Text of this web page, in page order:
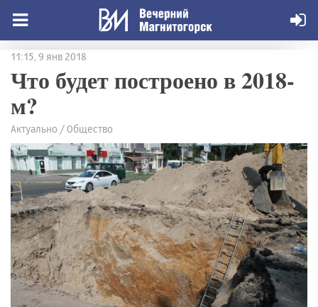
11:15, 9 янв 2018
Что будет построено в 2018-
м?
Актуально / Общество